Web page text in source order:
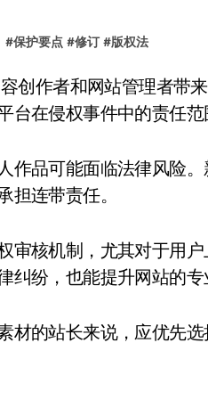
#保护要点 #修订 #版权法
在侵权事件中的责任范
作品可能面临法律风险
担连带责任。
审核机制，尤其对于用
纷，也能提升网站的专
材的站长来说，应优先